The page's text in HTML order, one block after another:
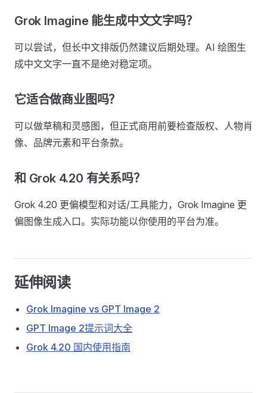
Grok Imagine 能生成中文文字吗？
可以尝试，但长中文排版仍然建议后期处理。AI 绘图生
成中文文字一直不是绝对稳定项。
它适合做商业图吗？
可以做草稿和灵感图，但正式商用前要检查版权、人物肖
像、品牌元素和平台条款。
和 Grok 4.20 有关系吗？
Grok 4.20 更偏模型和对话/工具能力，Grok Imagine 更
偏图像生成入口。实际功能以你使用的平台为准。
延伸阅读
Grok Imagine vs GPT Image 2
GPT Image 2提示词大全
Grok 4.20 国内使用指南